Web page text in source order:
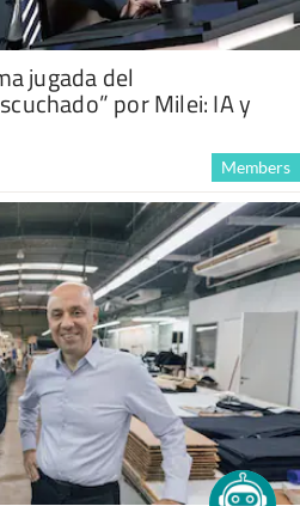
jugada del
por Milei: IA y
Members